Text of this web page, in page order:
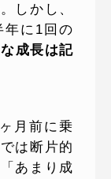
しかし、
年に1回の
成長は記
月前に乗
は断片的
あまり成